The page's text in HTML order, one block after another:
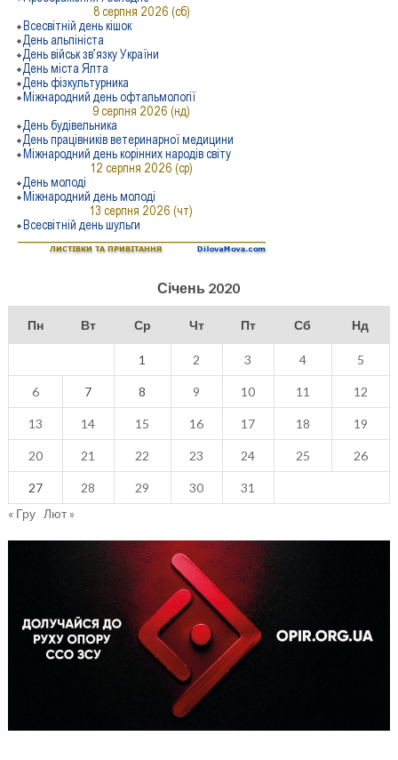
Січень 2020
Пн Вт Ср Чт Пт Сб Нд
1 2 3 4 5
6 7 8 9 10 11 12
13 14 15 16 17 18 19
20 21 22 23 24 25 26
27 28 29 30
31
« Гру Лют »